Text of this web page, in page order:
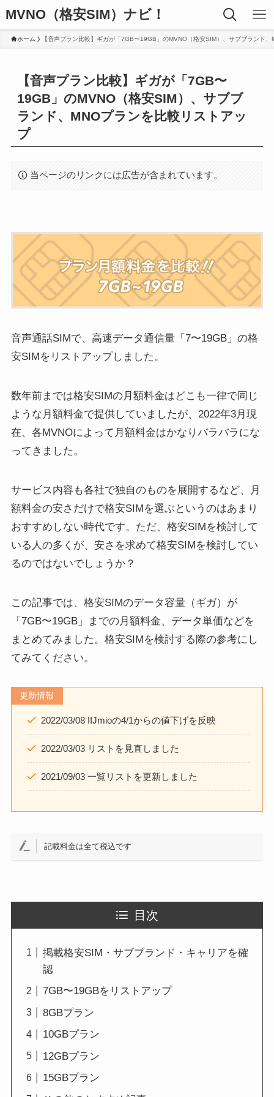
MVNO（格安SIM）ナビ！
ホーム 【音声プラン比較】ギガが「7GB〜19GB」のMVNO（格安SIM）、サブブランド
【音声プラン比較】ギガが「7GB〜
19GB」のMVNO（格安SIM）、サブブ
ランド、MNOプランを比較リストアッ
プ
当ページのリンクには広告が含まれています。
音声通話SIMで、高速データ通信量「7〜19GB」の格
安SIMをリストアップしました。
数年前までは格安SIMの月額料金はどこも一律で同じ
ような月額料金で提供していましたが、2022年3月現
在、各MVNOによって月額料金はかなりバラバラにな
ってきました。
サービス内容も各社で独自のものを展開するなど、月
額料金の安さだけで格安SIMを選ぶというのはあまり
おすすめしない時代です。ただ、格安SIMを検討して
いる人の多くが、安さを求めて格安SIMを検討してい
るのではないでしょうか？
この記事では、格安SIMのデータ容量（ギガ）が
「7GB〜19GB」までの月額料金、データ単価などを
まとめてみました。格安SIMを検討する際の参考にし
てみてください。
更新情報
2022/03/08 IIJmioの4/1からの値下げを反映
2022/03/03 リストを見直しました
2021/09/03 一覧リストを更新しました
記載料金は全て税込です
目次
掲載格安SIM・サブブランド・キャリアを確
認
7GB〜19GBをリストアップ
8GBプラン
10GBプラン
12GBプラン
15GBプラン